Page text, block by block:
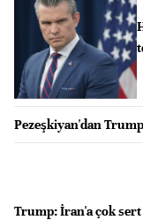
Pezeşkiyan'dan
Trump: İran'a çok sert